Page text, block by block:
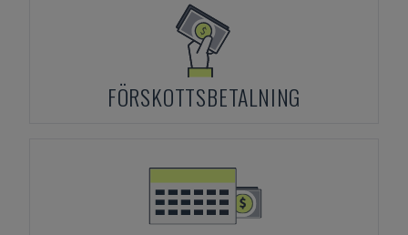
FÖRSKOTTSBETALNING